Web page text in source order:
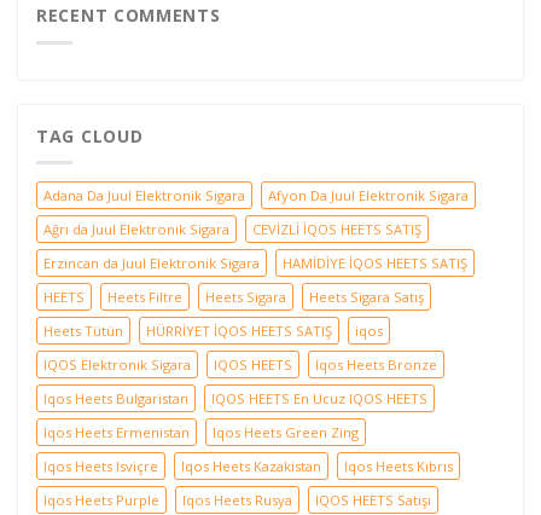
için
için
RECENT COMMENTS
TAG CLOUD
Adana Da Juul Elektronik Sigara
Afyon Da Juul Elektronik Sigara
Ağrı da Juul Elektronik Sigara
CEVİZLİ İQOS HEETS SATIŞ
Erzincan da Juul Elektronik Sigara
HAMİDİYE İQOS HEETS SATIŞ
HEETS
Heets Filtre Heets Sigara
Heets Sigara Satış
Heets Tütün
HÜRRİYET İQOS HEETS SATIŞ
iqos
IQOS Elektronik Sigara
IQOS HEETS
Iqos Heets Bronze
Iqos Heets Bulgaristan
IQOS HEETS En Ucuz IQOS HEETS
Iqos Heets Ermenistan
Iqos Heets Green Zing
Iqos Heets Isviçre
Iqos Heets Kazakistan
Iqos Heets Kıbrıs
Iqos Heets Purple
Iqos Heets Rusya
IQOS HEETS Satışı